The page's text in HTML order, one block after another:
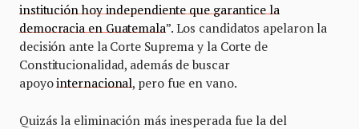
institución hoy independiente que garantice la
democracia en Guatemala”. Los candidatos apelaron la
decisión ante la Corte Suprema y la Corte de
Constitucionalidad, además de buscar
apoyointernacional, pero fue en vano.
Quizás la eliminación más inesperada fue la del